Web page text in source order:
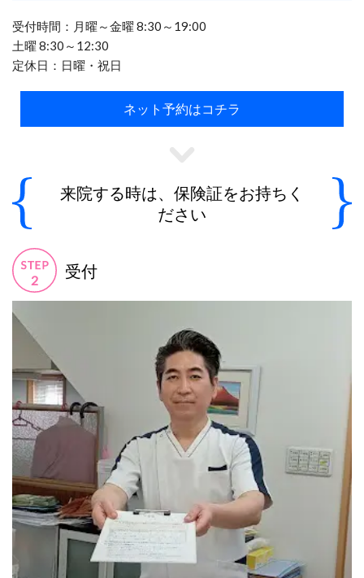
受付時間：月曜～金曜 8:30～19:00
土曜 8:30～12:30
定休日：日曜・祝日
ネット予約はコチラ
来院する時は、保険証をお持ちく
ださい
受付